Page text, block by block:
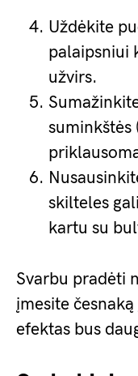
Uždėkite
palaipsniui
užvirs.
suminkštės
skilteles
kartu su
Svarbu pradėti
įmesite
efektas bus